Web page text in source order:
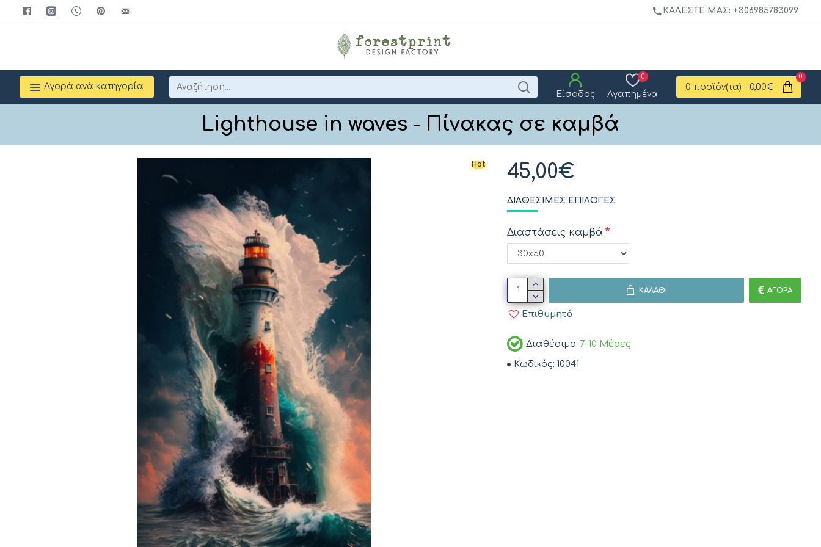
ΚΑΛΈΣΤΕ ΜΑΣ: +306985783099
Αγορά ανά κατηγορία
Είσοδος
Αγαπημένα
0
0 προϊόν(τα) - 0,00€
0
Lighthouse in waves - Πίνακας σε καμβά
Hot
Διαθέσιμο: 7-10 Μέρες
Κωδικός: 10041
45,00€
ΔΙΑΘΈΣΙΜΕΣ ΕΠΙΛΟΓΈΣ
Διαστάσεις καμβά
ΚΑΛΆΘΙ ΑΓΟΡΆ
Επιθυμητό